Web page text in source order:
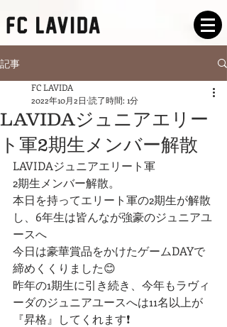
記事
LAVIDAジュニアエリー
ト軍2期生メンバー解散
FC LAVIDA
2022年10月2日 読了時間: 1分
LAVIDAジュニアエリート軍
2期生メンバー解散。
本日を持ってエリート軍の2期生が解散
し、6年生は皆んなが強豪のジュニアユ
ースへ
今日は豪華賞品をかけたゲームDAYで
締めくくりました😊
昨年の1期生に引き続き、今年もラヴィ
ーダのジュニアユースへは11名以上が
『昇格』してくれます❗️